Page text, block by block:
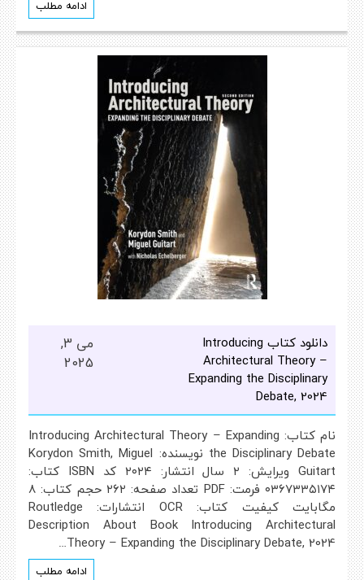
ادامه مطلب
دانلود کتاب Introducing
Architectural Theory –
Expanding the Disciplinary
Debate, 2024
می 3,
2025
نام کتاب: Introducing Architectural Theory – Expanding
the Disciplinary Debate نویسنده: Korydon Smith, Miguel
Guitart ویرایش: ۲ سال انتشار: ۲۰۲۴ کد ISBN کتاب:
۰۳۶۷۳۳۵۱۷۴ فرمت: PDF تعداد صفحه: ۲۶۲ حجم کتاب: ۸
مگابایت کیفیت کتاب: OCR انتشارات: Routledge
Description About Book Introducing Architectural
Theory – Expanding the Disciplinary Debate, 2024…
ادامه مطلب